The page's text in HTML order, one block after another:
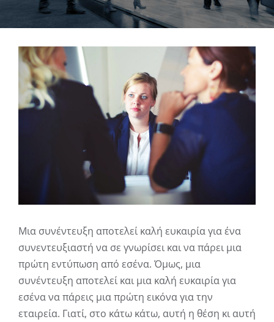
View
Larger
Image
Μια συνέντευξη αποτελεί καλή ευκαιρία για ένα
συνεντευξιαστή να σε γνωρίσει και να πάρει μια
πρώτη εντύπωση από εσένα. Όμως, μια
συνέντευξη αποτελεί και μια καλή ευκαιρία για
εσένα να πάρεις μια πρώτη εικόνα για την
εταιρεία. Γιατί, στο κάτω κάτω, αυτή η θέση κι αυτή